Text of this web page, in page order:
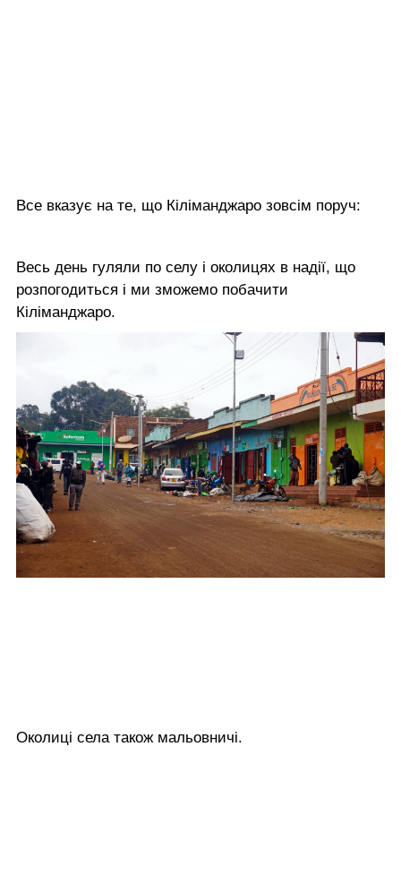
Все вказує на те, що Кіліманджаро зовсім поруч:
Весь день гуляли по селу і околицях в надії, що
розпогодиться і ми зможемо побачити
Кіліманджаро.
Околиці села також мальовничі.